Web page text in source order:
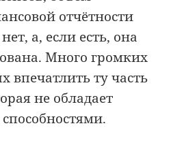
отчётности
а, если есть, она
Много громких
впечатлить ту часть
не обладает